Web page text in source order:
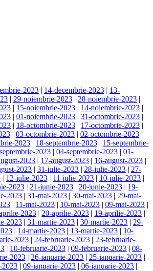
2023 | 14-decembrie-2023 | 13-
| 29-noiembrie-2023 | 28-noiembrie-2023 |
| 15-noiembrie-2023 | 14-noiembrie-2023 |
| 01-noiembrie-2023 | 31-octombrie-2023 |
| 18-octombrie-2023 | 17-octombrie-2023 |
| 03-octombrie-2023 | 02-octombrie-2023 |
2023 | 18-septembrie-2023 | 15-septembrie-
2023 | 04-septembrie-2023 | 01-
2023 | 17-august-2023 | 16-august-2023 |
2023 | 31-iulie-2023 | 28-iulie-2023 | 27-
| 12-iulie-2023 | 11-iulie-2023 | 10-iulie-2023 |
2023 | 21-iunie-2023 | 20-iunie-2023 | 19-
2023 | 31-mai-2023 | 30-mai-2023 | 29-mai-
| 11-mai-2023 | 10-mai-2023 | 09-mai-2023 |
2023 | 20-aprilie-2023 | 19-aprilie-2023 |
2023 | 31-martie-2023 | 30-martie-2023 | 29-
| 14-martie-2023 | 13-martie-2023 | 10-
2023 | 24-februarie-2023 | 23-februarie-
| 10-februarie-2023 | 09-februarie-2023 | 08-
2023 | 26-ianuarie-2023 | 25-ianuarie-2023 |
2023 | 09-ianuarie-2023 | 06-ianuarie-2023 |